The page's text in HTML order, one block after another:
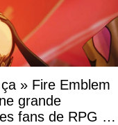
» Fire Emblem
grande
fans de RPG en